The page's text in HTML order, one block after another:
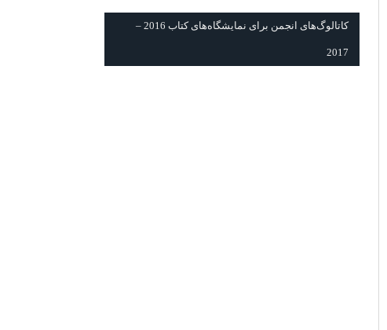
كاتالوگ‌های انجمن برای نمايشگاه‌های كتاب 2016 –
2017